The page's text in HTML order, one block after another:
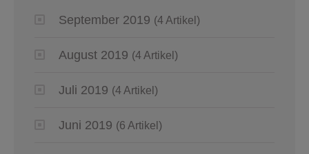
September 2019 (4 Artikel)
August 2019 (4 Artikel)
Juli 2019 (4 Artikel)
Juni 2019 (6 Artikel)